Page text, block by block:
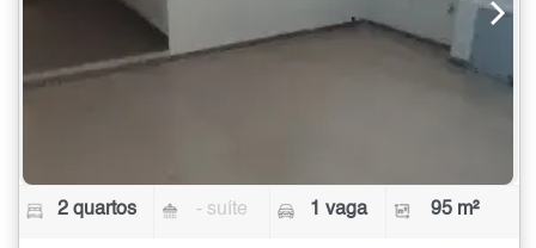
2 quartos - suíte 1 vaga 95 m²